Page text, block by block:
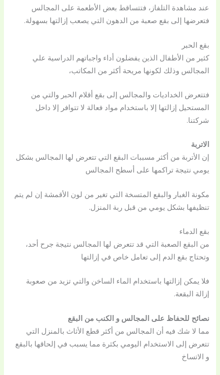
عند مشاهدة التلفاز، فتتساقط بعض الأطعمة على المجالس
فتعرضها إلى بقع صعبة من الدهون التي يصعب إزالتها بسهولة.
بقع الحبر
كثير من الأطفال الذين يفضلون أداء واجباتهم الدراسية علي
المجالس وذلك لكونها مريحة أكثر من المكاتب،
فتتعرض الخداديات والمجالس إلى بقع أقلام الحبر والتي من
المستحيل إزالتها إلا باستخدام مواد فعالة لا تتوافر إلا داخل
شركتنا.
الاتربة
إن الأتربة من أكثر مسببات البقع التي تتعرض لها المجالس بشكل
يومي نتيجة تراكمها على أسطح المجالس
مكونة الغبار والبقع المتسخة التي تغير من لون الأقمشة إن لم يتم
تنظيفها بشكل يومي من قبل ربة المنزل.
بقع الدماء
من البقع الصعبة التي قد تتعرض لها المجالس نتيجة جرح أحد،
وتحتاج بقع الدم إلى تعامل خاص في إزالتها
فلا يمكن إزالتها باستخدام الماء الساخن والتي تزيد من صعوبة
إزالة البقعة.
نصائح للحفاظ على المجالس و الكنب من البقع
مما لا شك فيه أن المجالس من أكثر قطع الأثاث بالمنزل التي
تتعرض إلى الاستخدام اليومي بكثرة مما يسبب في إلحاقها بالبقع
و الاتساخ